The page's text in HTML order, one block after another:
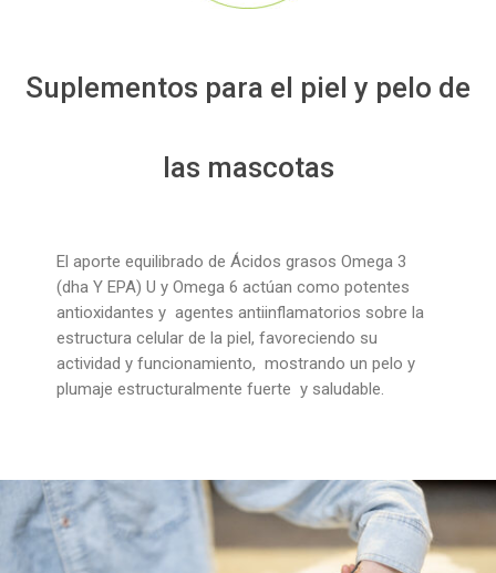
Suplementos para el piel y pelo de
las mascotas
El aporte equilibrado de Ácidos grasos Omega 3
(dha Y EPA) U y Omega 6 actúan como potentes
antioxidantes y agentes antiinflamatorios sobre la
estructura celular de la piel, favoreciendo su
actividad y funcionamiento, mostrando un pelo y
plumaje estructuralmente fuerte y saludable.